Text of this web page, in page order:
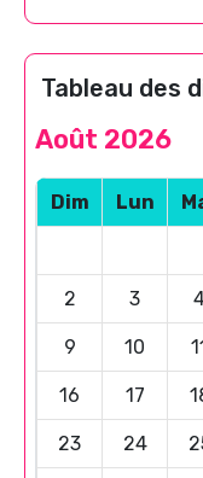
Tableau des
Août 2026
Dim Lun
2 3
9 10
16 17
23 24